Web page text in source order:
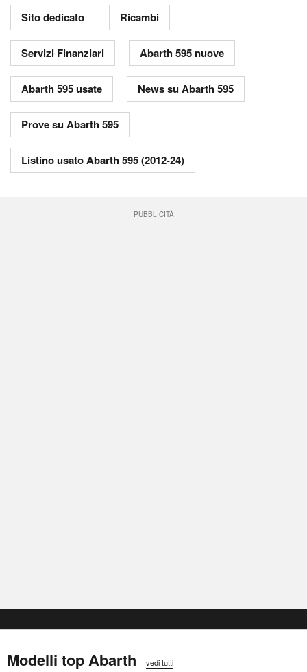
Sito dedicato Ricambi
Servizi Finanziari Abarth 595 nuove
Abarth 595 usate News su Abarth 595
Prove su Abarth 595
Listino usato Abarth 595 (2012-24)
PUBBLICITÀ
Modelli top Abarth vedi tutti